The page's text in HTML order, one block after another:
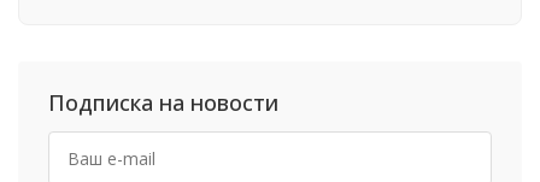
Подписка на новости